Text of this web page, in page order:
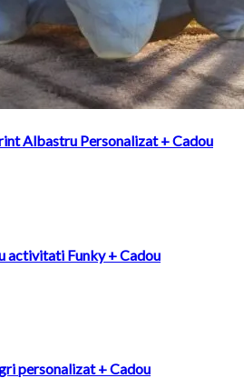
Albastru Personalizat + Cadou
activitati Funky + Cadou
personalizat + Cadou